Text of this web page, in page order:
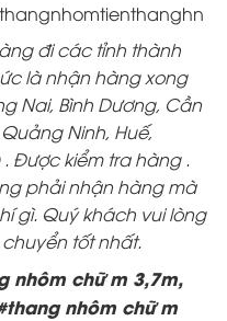
đi các tỉnh thành
là nhận hàng xong
Nai, Bình Dương, Cần
Ninh, Huế,
Được kiểm tra hàng .
phải nhận hàng mà
gì. Quý khách vui lòng
tốt nhất.
nhôm chữ m 3,7m,
nhôm chữ m